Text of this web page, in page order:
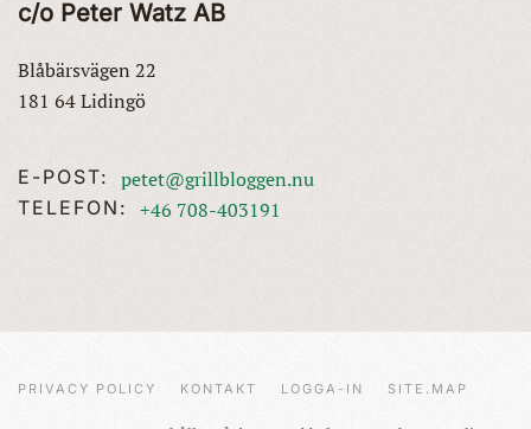
c/o Peter Watz AB
Blåbärsvägen 22
181 64 Lidingö
E-POST: petet@grillbloggen.nu
TELEFON: +46 708-403191
PRIVACY POLICY KONTAKT LOGGA-IN SITE.MAP